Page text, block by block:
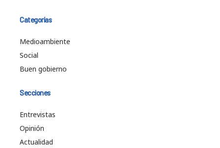
Categorías
Medioambiente
Social
Buen gobierno
Secciones
Entrevistas
Opinión
Actualidad